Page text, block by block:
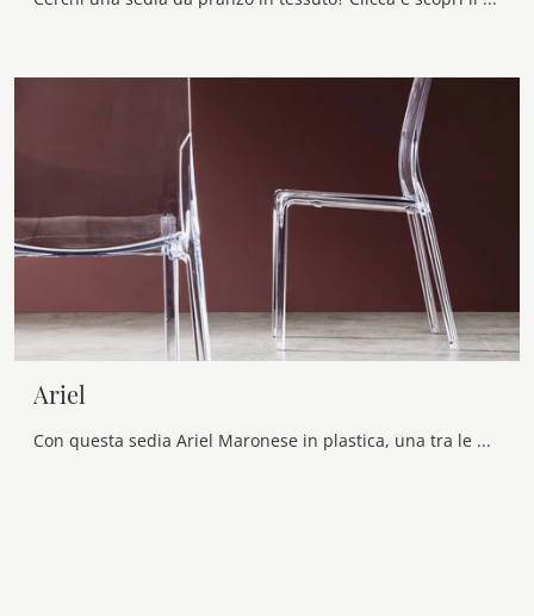
Ariel
Con questa sedia Ariel Maronese in plastica, una tra le nostre sedute fisse design, potrai impreziosire i tuoi spazi.